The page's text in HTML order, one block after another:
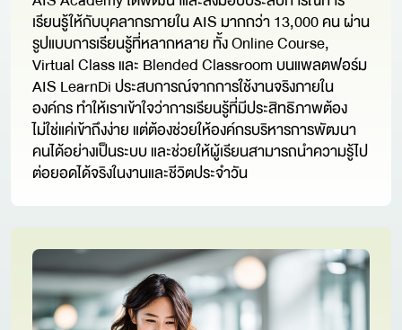
เรียนรู้ให้กับบุคลากรภายใน AIS มากกว่า 13,000 คน ผ่าน
รูปแบบการเรียนรู้ที่หลากหลาย ทั้ง Online Course,
Virtual Class และ Blended Classroom บนแพลตฟอร์ม
AIS LearnDi ประสบการณ์จากการใช้งานจริงภายใน
องค์กร ทำให้เราเข้าใจว่าการเรียนรู้ที่มีประสิทธิภาพต้อง
ไม่ใช่แค่เข้าถึงง่าย แต่ต้องช่วยให้องค์กรบริหารการพัฒนา
คนได้อย่างเป็นระบบ และช่วยให้ผู้เรียนสามารถนำความรู้ไป
ต่อยอดได้จริงในงานและชีวิตประจำวัน